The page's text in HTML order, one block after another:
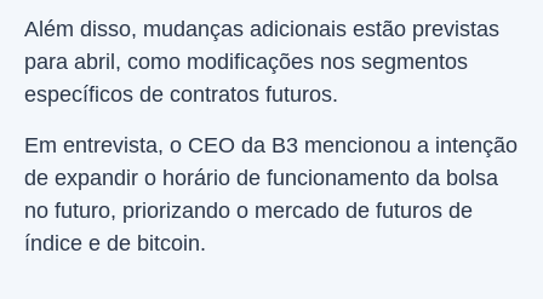
Além disso, mudanças adicionais estão previstas
para abril, como modificações nos segmentos
específicos de contratos futuros.
Em entrevista, o CEO da B3 mencionou a intenção
de expandir o horário de funcionamento da bolsa
no futuro, priorizando o mercado de futuros de
índice e de bitcoin.